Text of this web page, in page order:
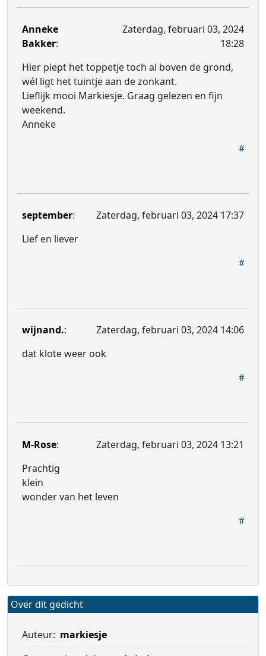
Anneke
Bakker:
Zaterdag, februari 03, 2024
18:28
Hier piept het toppetje toch al boven de grond,
wél ligt het tuintje aan de zonkant.
Lieflijk mooi Markiesje. Graag gelezen en fijn
weekend.
Anneke
september:
Zaterdag, februari 03, 2024 17:37
Lief en liever
wijnand.:
Zaterdag, februari 03, 2024 14:06
dat klote weer ook
M-Rose:
Zaterdag, februari 03, 2024 13:21
Prachtig
klein
wonder van het leven
Over dit gedicht
Auteur: markiesje